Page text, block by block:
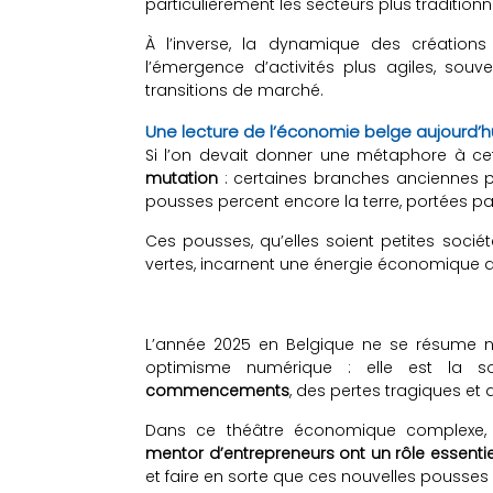
particulièrement les secteurs plus
À l’inverse, la dynamique des
l’émergence d’activités plus agiles,
transitions de marché.
Une lecture de l’économie belge
Si l’on devait donner une métaphore à
mutation : certaines branches anciennes
pousses percent encore la terre, portées
Ces pousses, qu’elles soient petites
vertes, incarnent une énergie économique
L’année 2025 en Belgique ne se
optimisme numérique : elle est la
commencements, des pertes tragiques et
Dans ce théâtre économique
mentor d’entrepreneurs ont un rôle
et faire en sorte que ces nouvelles